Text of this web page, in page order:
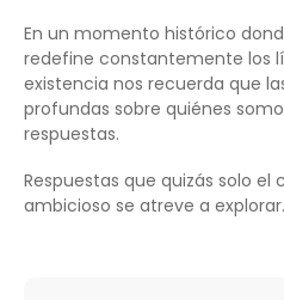
En un momento histórico
redefine constantemente los
existencia nos recuerda que
profundas sobre quiénes
respuestas.
Respuestas que quizás solo
ambicioso se atreve a explorar.